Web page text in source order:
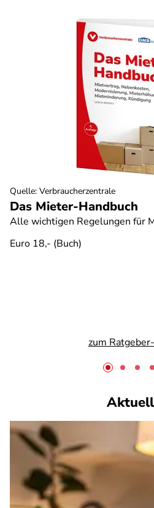
Das Mieter-Handbuch
Alle wichtigen Regelungen für
Euro 18,- (Buch)
zum
Quelle: Verbraucherzentrale